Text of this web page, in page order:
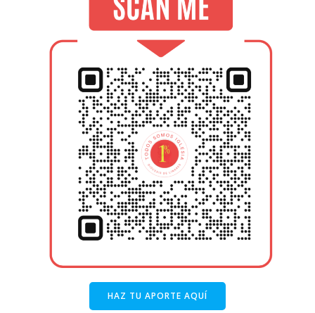
HAZ TU APORTE AQUÍ